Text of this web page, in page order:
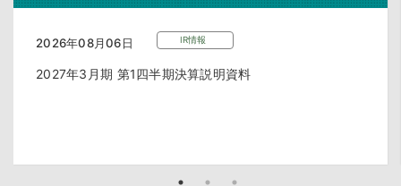
2026年08月06日 IR情報
2027年3月期 第1四半期決算説明資料